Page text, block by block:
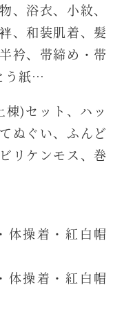
、浴衣、小紋、
、和装肌着、髪
衿、帯締め・帯
う紙…
)セット、ハッ
ぬぐい、ふんど
リケンモス、巻
操着・紅白帽
操着・紅白帽